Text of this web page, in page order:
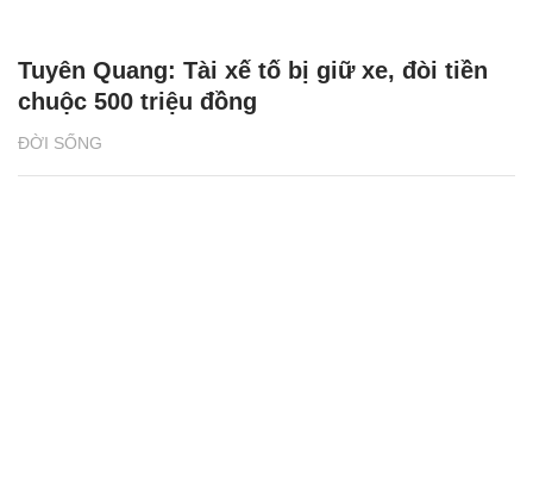
ĐỜI SỐNG
Tuyên Quang: Tài xế tố bị giữ xe, đòi tiền
chuộc 500 triệu đồng